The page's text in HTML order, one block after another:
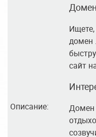
Описание:
Ищете,
домен
сайт
Домен